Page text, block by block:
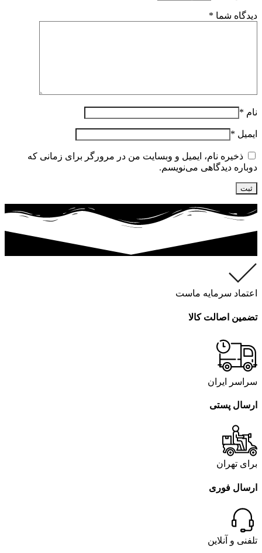
دیدگاه شما *
نام *
ایمیل *
ذخیره نام، ایمیل و وبسایت من در مرورگر برای زمانی که
دوباره دیدگاهی می‌نویسم.
اعتماد سرمایه ماست
تضمین اصالت کالا
سراسر ایران
ارسال پستی
برای تهران
ارسال فوری
تلفنی و آنلاین